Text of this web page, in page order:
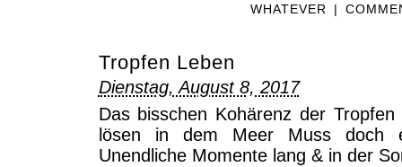
WHATEVER
|
Tropfen Leben
Dienstag, August 8, 2017
Das bisschen Kohärenz der
lösen in dem Meer Muss doch
Unendliche Momente lang & in der